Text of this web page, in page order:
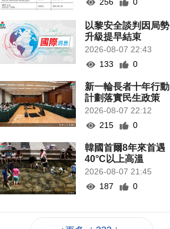
以黎安全談判因局勢
升級提早結束
2026-08-07 22:43
133
0
新一輪長者十年行動
計劃落實民生政策
2026-08-07 22:12
215
0
韓國首爾8年來首遇
40°C以上高溫
2026-08-07 21:45
187
0